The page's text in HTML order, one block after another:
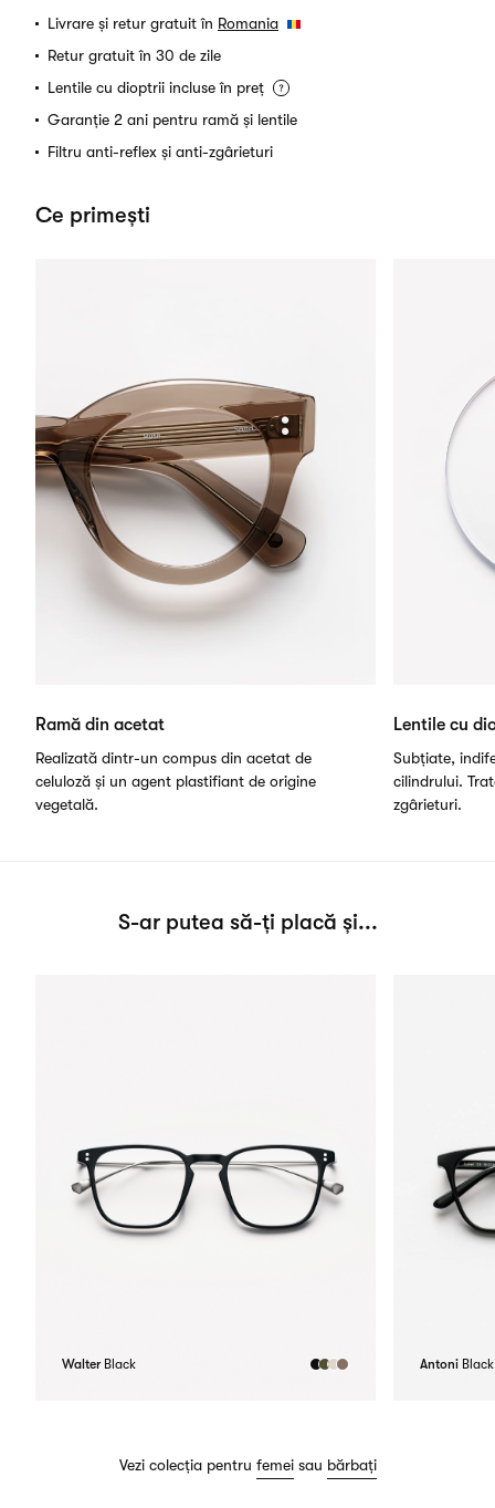
Livrare și retur gratuit în Romania
Retur gratuit în 30 de zile
Lentile cu dioptrii incluse în preț
Garanție 2 ani pentru ramă și lentile
Filtru anti-reflex și anti-zgârieturi
Ce primești
Ramă din acetat
Realizată dintr-un compus din acetat de
celuloză și un agent plastifiant de origine
vegetală.
Lentile cu
Subțiate,
cilindrului.
zgârieturi.
S-ar putea să-ți placă și...
Walter Black Antoni Black
Vezi colecția pentru femei sau bărbați